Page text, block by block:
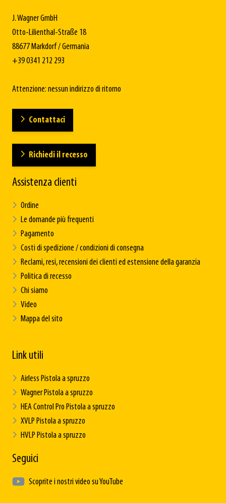
J. Wagner GmbH
Otto-Lilienthal-Straße 18
88677 Markdorf / Germania
+39 0341 212 293
Attenzione: nessun indirizzo di ritorno
Contattaci
Richiedi il recesso
Assistenza clienti
Ordine
Le domande più frequenti
Pagamento
Costi di spedizione / condizioni di consegna
Reclami, resi, recensioni dei clienti ed estensione della garanzia
Politica di recesso
Chi siamo
Video
Mappa del sito
Link utili
Airless Pistola a spruzzo
Wagner Pistola a spruzzo
HEA Control Pro Pistola a spruzzo
XVLP Pistola a spruzzo
HVLP Pistola a spruzzo
Seguici
Scoprite i nostri video su YouTube